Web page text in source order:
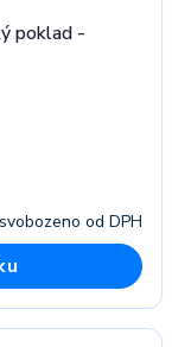
poklad -
od DPH